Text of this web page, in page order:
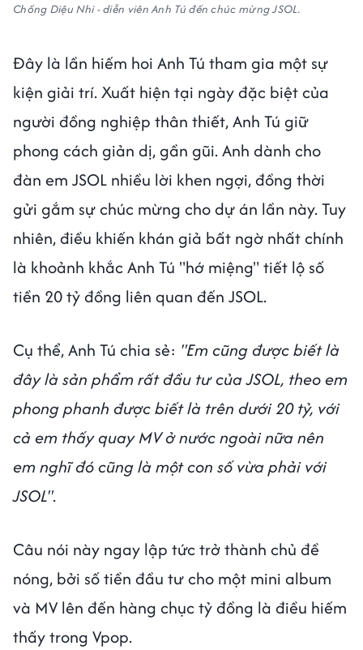
Chồng Diệu Nhi - diễn viên Anh Tú đến chúc mừng JSOL.
Đây là lần hiếm hoi Anh Tú tham gia một sự
kiện giải trí. Xuất hiện tại ngày đặc biệt của
người đồng nghiệp thân thiết, Anh Tú giữ
phong cách giản dị, gần gũi. Anh dành cho
đàn em JSOL nhiều lời khen ngợi, đồng thời
gửi gắm sự chúc mừng cho dự án lần này. Tuy
nhiên, điều khiến khán giả bất ngờ nhất chính
là khoảnh khắc Anh Tú "hớ miệng" tiết lộ số
tiền 20 tỷ đồng liên quan đến JSOL.
Cụ thể, Anh Tú chia sẻ: "Em cũng được biết là
đây là sản phẩm rất đầu tư của JSOL, theo em
phong phanh được biết là trên dưới 20 tỷ, với
cả em thấy quay MV ở nước ngoài nữa nên
em nghĩ đó cũng là một con số vừa phải với
JSOL".
Câu nói này ngay lập tức trở thành chủ đề
nóng, bởi số tiền đầu tư cho một mini album
và MV lên đến hàng chục tỷ đồng là điều hiếm
thấy trong Vpop.